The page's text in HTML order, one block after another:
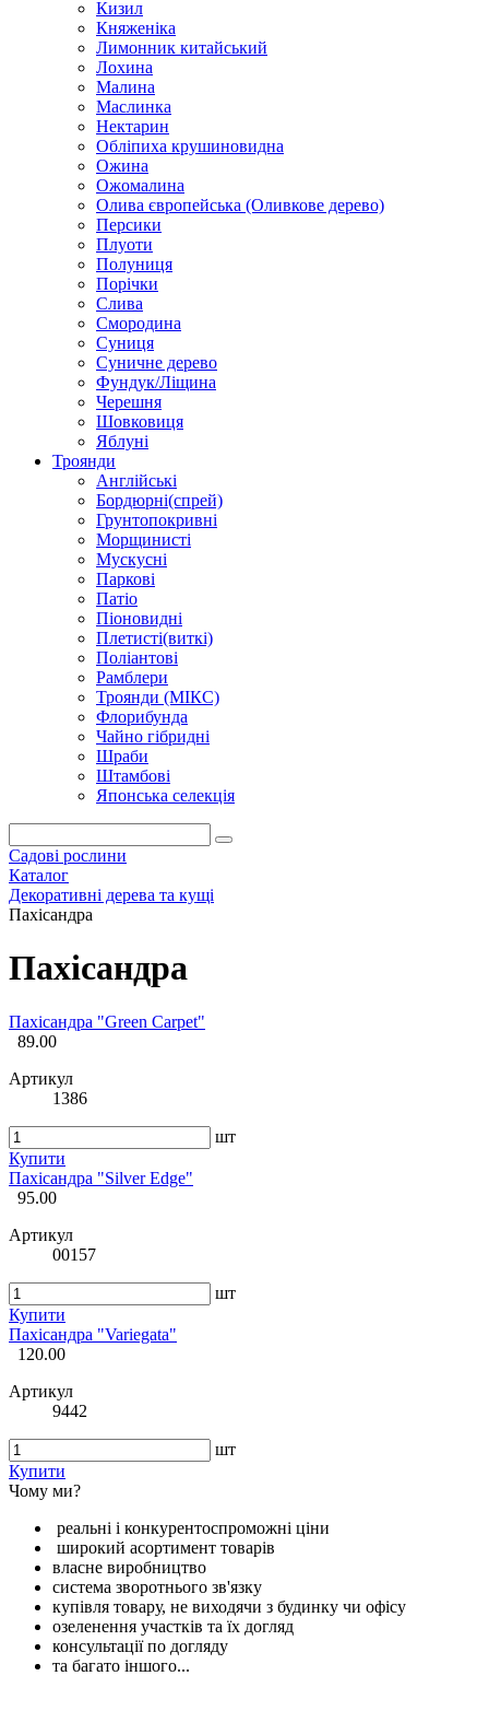
Кизил
Княженіка
Лимонник китайський
Лохина
Малина
Маслинка
Нектарин
Обліпиха крушиновидна
Ожина
Ожомалина
Олива європейська (Оливкове дерево)
Персики
Плуоти
Полуниця
Порічки
Слива
Смородина
Суниця
Суничне дерево
Фундук/Ліщина
Черешня
Шовковиця
Яблуні
Троянди
Англійські
Бордюрні(спрей)
Грунтопокривні
Морщинисті
Мускусні
Паркові
Патіо
Піоновидні
Плетисті(виткі)
Поліантові
Рамблери
Троянди (МІКС)
Флорибунда
Чайно гібридні
Шраби
Штамбові
Японська селекція
Садові рослини
Каталог
Декоративні дерева та кущі
Пахісандра
Пахісандра
Пахісандра "Green Carpet"
89.00
Артикул
1386
шт
Купити
Пахісандра "Silver Edge"
95.00
Артикул
00157
шт
Купити
Пахісандра "Variegata"
120.00
Артикул
9442
шт
Купити
Чому ми?
реальні і конкурентоспроможні ціни
широкий асортимент товарів
власне виробництво
система зворотнього зв'язку
купівля товару, не виходячи з будинку чи офісу
озеленення участків та їх догляд
консультації по догляду
та багато іншого...